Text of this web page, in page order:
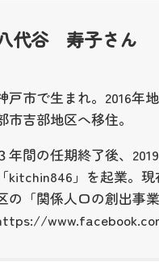
代谷 寿子さん
戸市で生まれ。2016年
市吉部地区へ移住。
年間の任期終了後、
kitchin846」を起業。
の「関係人口の創出事